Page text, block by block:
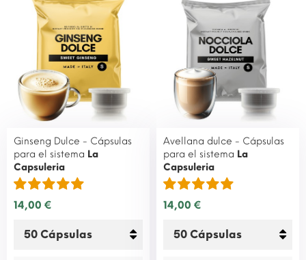
Ginseng Dulce - Cápsulas
para el sistema La
Capsuleria
14,00 €
Avellana dulce - Cápsulas
para el sistema La
Capsuleria
14,00 €